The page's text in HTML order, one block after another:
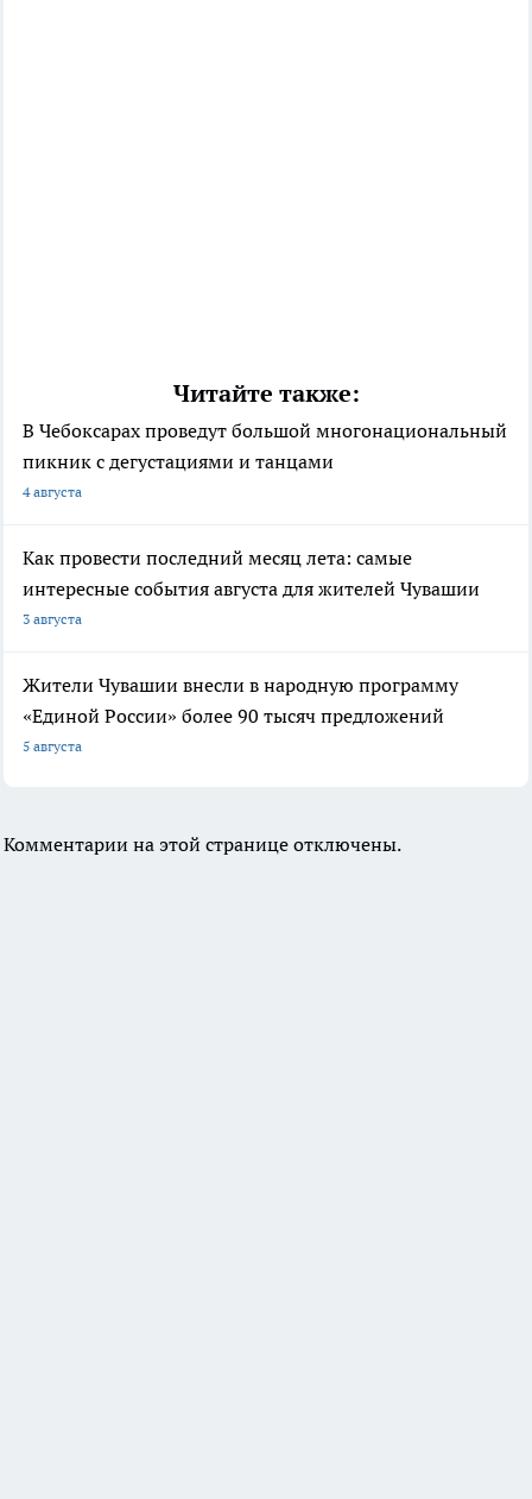
Читайте также:
В Чебоксарах проведут большой многонациональный
пикник с дегустациями и танцами
4 августа
Как провести последний месяц лета: самые
интересные события августа для жителей Чувашии
3 августа
Жители Чувашии внесли в народную программу
«Единой России» более 90 тысяч предложений
5 августа
Комментарии на этой странице отключены.